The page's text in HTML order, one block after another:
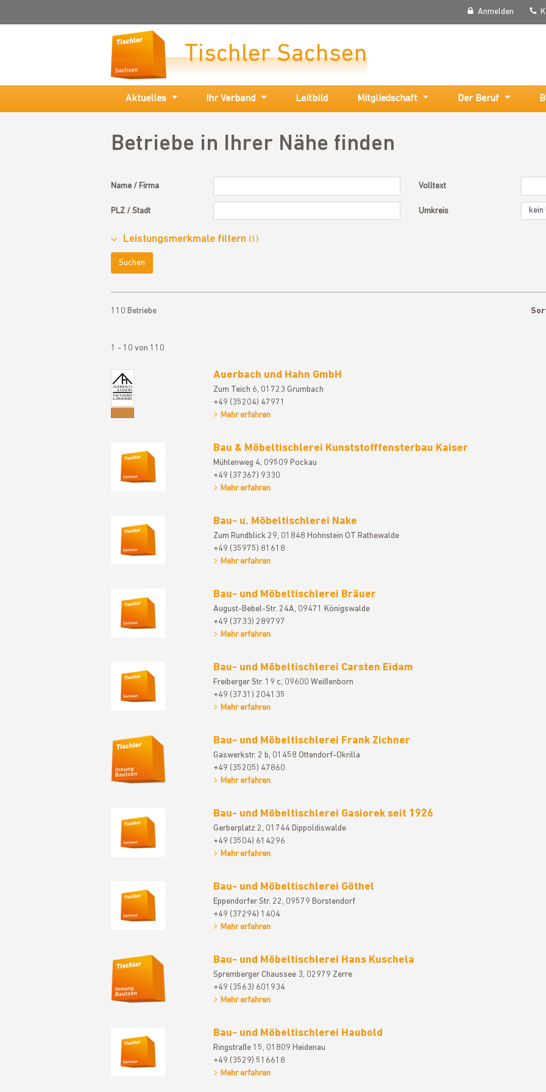
Tischler Sachsen
Anmelden
Aktuelles Ihr Verband Leitbild Mitgliedschaft Der Beruf
Betriebe in Ihrer Nähe finden
Name / Firma Volltext
PLZ / Stadt Umkreis
Leistungsmerkmale filtern (1)
Suchen
110 Betriebe
1 - 10 von 110
Auerbach und Hahn GmbH
Zum Teich 6, 01723 Grumbach
+49 (35204) 47971
Mehr erfahren
Bau & Möbeltischlerei Kunststofffensterbau Kaiser
Mühlenweg 4, 09509 Pockau
+49 (37367) 9330
Mehr erfahren
Bau- u. Möbeltischlerei Nake
Zum Rundblick 29, 01848 Hohnstein OT Rathewalde
+49 (35975) 81618
Mehr erfahren
Bau- und Möbeltischlerei Bräuer
August-Bebel-Str. 24A, 09471 Königswalde
+49 (3733) 289797
Mehr erfahren
Bau- und Möbeltischlerei Carsten Eidam
Freiberger Str. 19 c, 09600 Weißenborn
+49 (3731) 204135
Mehr erfahren
Bau- und Möbeltischlerei Frank Zichner
Gaswerkstr. 2 b, 01458 Ottendorf-Okrilla
+49 (35205) 47860
Mehr erfahren
Bau- und Möbeltischlerei Gasiorek seit 1926
Gerberplatz 2, 01744 Dippoldiswalde
+49 (3504) 614296
Mehr erfahren
Bau- und Möbeltischlerei Göthel
Eppendorfer Str. 22, 09579 Borstendorf
+49 (37294) 1404
Mehr erfahren
Bau- und Möbeltischlerei Hans Kuschela
Spremberger Chaussee 3, 02979 Zerre
+49 (3563) 601934
Mehr erfahren
Bau- und Möbeltischlerei Haubold
Ringstraße 15, 01809 Heidenau
+49 (3529) 516618
Mehr erfahren